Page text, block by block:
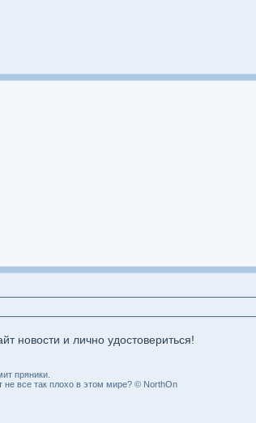
новости и лично удостовериться!
пряники.
все так плохо в этом мире? © NorthOn